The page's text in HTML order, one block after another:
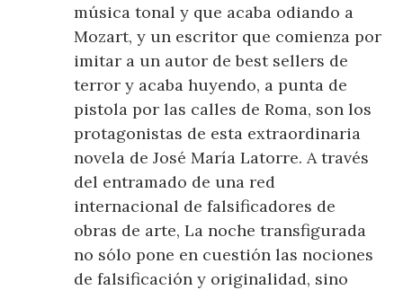
música tonal y que acaba odiando a
Mozart, y un escritor que comienza por
imitar a un autor de best sellers de
terror y acaba huyendo, a punta de
pistola por las calles de Roma, son los
protagonistas de esta extraordinaria
novela de José María Latorre. A través
del entramado de una red
internacional de falsificadores de
obras de arte, La noche transfigurada
no sólo pone en cuestión las nociones
de falsificación y originalidad, sino